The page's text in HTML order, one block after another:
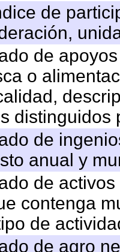
de
de
o
distinguidos
de
anual y
de
contenga
de
de agro